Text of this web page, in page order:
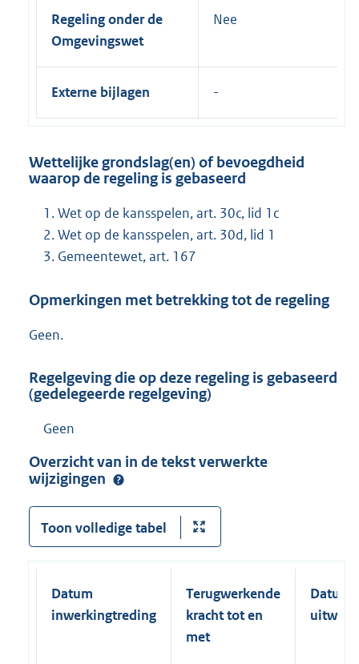
Regeling onder de
Omgevingswet
Nee
Externe bijlagen
Wettelijke grondslag(en) of bevoegdheid
waarop de regeling is gebaseerd
Wet op de kansspelen, art. 30c, lid 1c
Wet op de kansspelen, art. 30d, lid 1
Gemeentewet, art. 167
Opmerkingen met betrekking tot de regeling
Geen.
Regelgeving die op deze regeling is gebaseerd
(gedelegeerde regelgeving)
Geen
Overzicht van in de tekst verwerkte
wijzigingen
Toon volledige tabel
Datum
inwerkingtreding
Terugwerkende
kracht tot en
met
Datum